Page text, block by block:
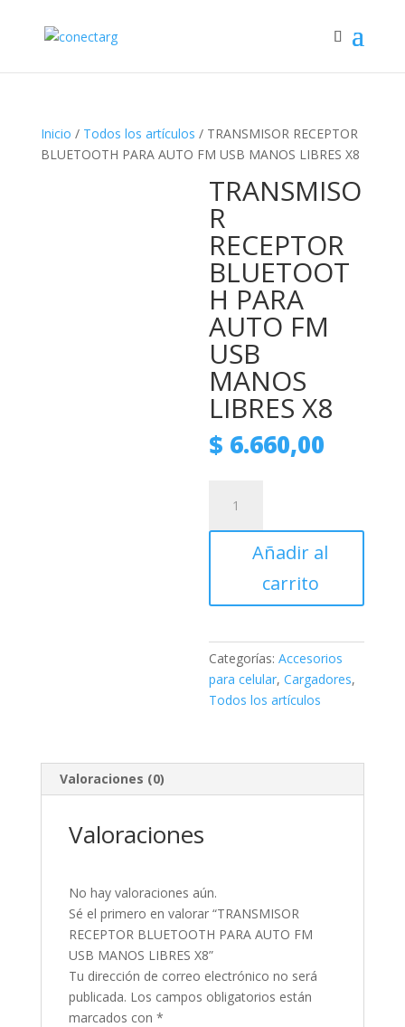
Inicio / Todos los artículos / TRANSMISOR RECEPTOR
BLUETOOTH PARA AUTO FM USB MANOS LIBRES X8
TRANSMISO
R
RECEPTOR
BLUETOOT
H PARA
AUTO FM
USB
MANOS
LIBRES X8
$ 6.660,00
RECEPTOR
BLUETOOTH
LIBRES
X8
cantidad
Añadir al
carrito
Categorías:Accesorios
para celular,Cargadores,
Todos los artículos
Valoraciones (0)
Valoraciones
No hay valoraciones aún.
Sé el primero en valorar “TRANSMISOR
RECEPTOR BLUETOOTH PARA AUTO FM
USB MANOS LIBRES X8”
Tu dirección de correo electrónico no será
publicada. Los campos obligatorios están
marcados con *